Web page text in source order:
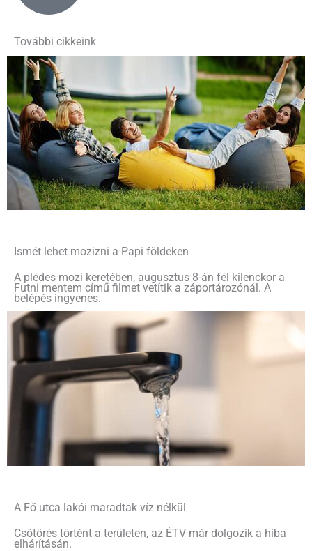
További cikkeink
Ismét lehet mozizni a Papi földeken
A plédes mozi keretében, augusztus 8-án fél kilenckor a
Futni mentem című filmet vetítik a záportározónál. A
belépés ingyenes.
A Fő utca lakói maradtak víz nélkül
Csőtörés történt a területen, az ÉTV már dolgozik a hiba
elhárításán.